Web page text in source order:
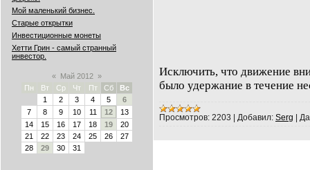
Мой маленький бизнес.
Старые открытки
Инвестиционные монеты
Хетти Грин - самый странный
инвестор.
« Май 2012 »
Пн
Вт Ср Чт Пт Сб
Вс
1
2 3 4 5
6
7
8 9 10 11 12
13
14
15 16 17 18 19
20
21
22 23 24 25 26
27
28
29 30 31
Исключить, что движение
было удержание в течение
Просмотров: 2203 | Добавил: Serg |